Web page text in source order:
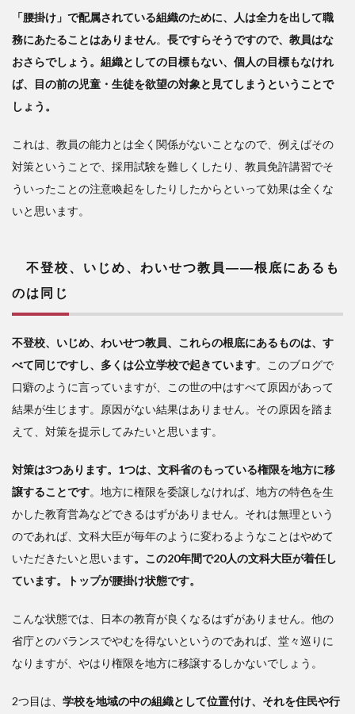
「腰掛け」で配属されている組織のために、人は全力を出して職
務にあたることはありません。 長ですらそうですので、教員はな
おさらでしょう。組織としての目標もない、個人の目標もなけれ
ば、目の前の児童・生徒を欲望の対象と見てしまうということで
しょう。
これは、教員の能力とは全く関係がないことなので、例えばその
対策ということで、採用試験を難しくしたり、教員免許講習でそ
ういったことの注意喚起をしたりしたからといって効果は全くな
いと思います。
不登校、いじめ、わいせつ教員――根底にあるも
のは同じ
不登校、いじめ、わいせつ教員、これらの根底にあるものは、す
べて同じですし、多くは公立学校で起きています。このブログで
口癖のように言っていますが、この世の中はすべて原因があって
結果が生じます。原因がない結果はありません。その原因を踏ま
えて、対策を提示してみたいと思います。
対策は3つあります。1つは、文科省のもっている権限を地方に移
譲することです。地方に権限を委譲しなければ、地方の特色を生
かした教育営為などできるはずがありません。それは無理という
のであれば、文科大臣が毎年のように変わるようなことはやめて
いただきたいと思います。この20年間で20人の文科大臣が着任し
ています。トップが腰掛け状態です。
こんな状態では、日本の教育が良くなるはずがありません。他の
省庁とのバランスでやむを得ないというのであれば、堂々巡りに
なりますが、やはり権限を地方に移譲するしかないでしょう。
2つ目は、 学校を地域の中の組織として位置付け、それを住民や行